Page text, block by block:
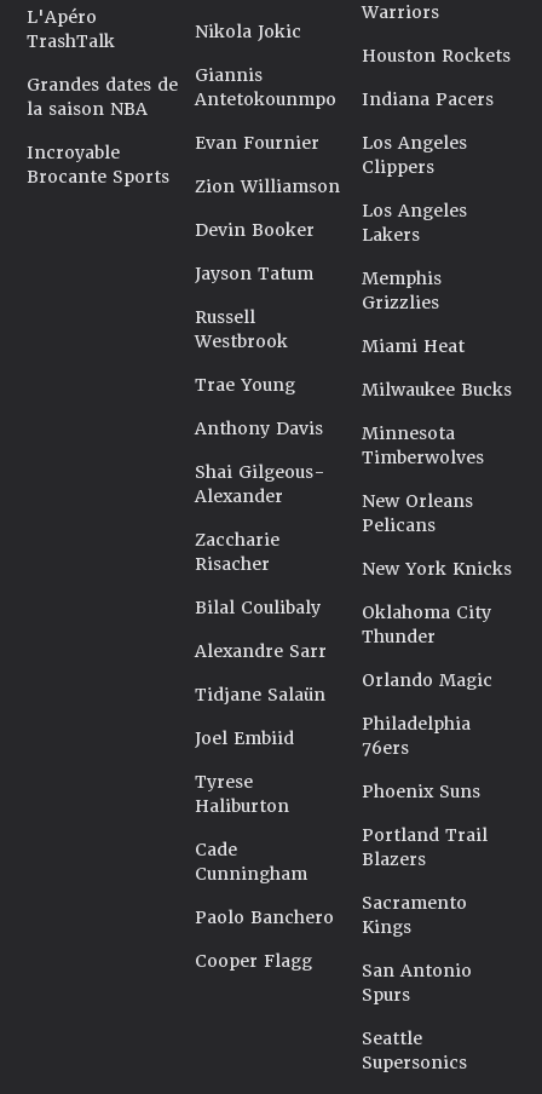
L'Apéro
TrashTalk
Grandes dates de
la saison NBA
Incroyable
Brocante Sports
Nikola Jokic
Giannis
Antetokounmpo
Evan Fournier
Zion Williamson
Devin Booker
Jayson Tatum
Russell
Westbrook
Trae Young
Anthony Davis
Shai Gilgeous-
Alexander
Zaccharie
Risacher
Bilal Coulibaly
Alexandre Sarr
Tidjane Salaün
Joel Embiid
Tyrese
Haliburton
Cade
Cunningham
Paolo Banchero
Cooper Flagg
Warriors
Houston Rockets
Indiana Pacers
Los Angeles
Clippers
Los Angeles
Lakers
Memphis
Grizzlies
Miami Heat
Milwaukee Bucks
Minnesota
Timberwolves
New Orleans
Pelicans
New York Knicks
Oklahoma City
Thunder
Orlando Magic
Philadelphia
76ers
Phoenix Suns
Portland Trail
Blazers
Sacramento
Kings
San Antonio
Spurs
Seattle
Supersonics